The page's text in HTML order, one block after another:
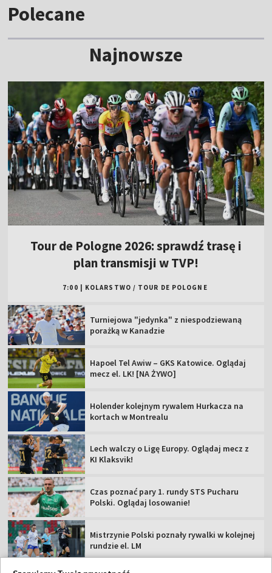
Polecane
Najnowsze
Tour de Pologne 2026: sprawdź trasę i
plan transmisji w TVP!
7:00 KOLARSTWO / TOUR DE POLOGNE
Turniejowa "jedynka" z niespodziewaną
porażką w Kanadzie
Hapoel Tel Awiw – GKS Katowice. Oglądaj
mecz el. LK! [NA ŻYWO]
Holender kolejnym rywalem Hurkacza na
kortach w Montrealu
Lech walczy o Ligę Europy. Oglądaj mecz z
KI Klaksvik!
Czas poznać pary 1. rundy STS Pucharu
Polski. Oglądaj losowanie!
Mistrzynie Polski poznały rywalki w kolejnej
rundzie el. LM